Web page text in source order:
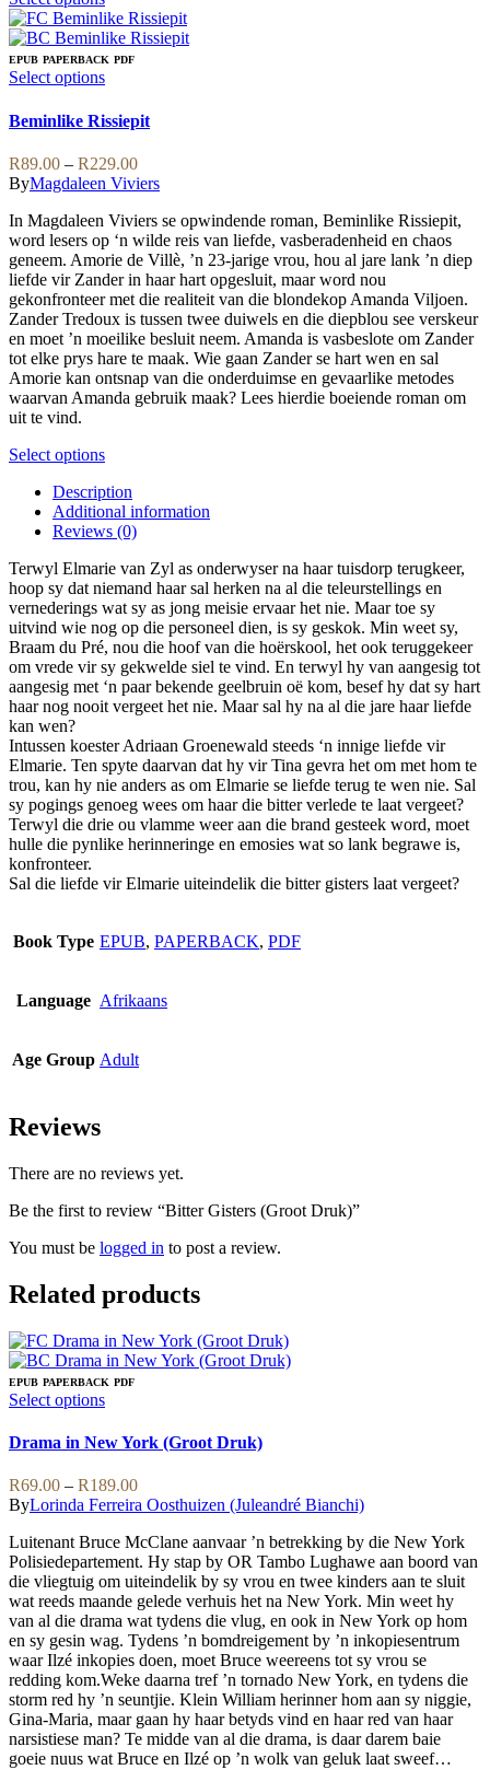
product
has
multiple
variants.
options
may
be
chosen
on
the
product
page
EPUB PAPERBACK PDF
Select optionsThis
has
multiple
variants.
The
options
may
be
chosen
on
the
product
page
Beminlike Rissiepit
R89.00 – R229.00Price
range:
through
R229.00
ByMagdaleen Viviers
In Magdaleen Viviers se opwindende roman, Beminlike Rissiepit,
word lesers op ‘n wilde reis van liefde, vasberadenheid en chaos
geneem. Amorie de Villè, ’n 23-jarige vrou, hou al jare lank ’n diep
liefde vir Zander in haar hart opgesluit, maar word nou
gekonfronteer met die realiteit van die blondekop Amanda Viljoen.
Zander Tredoux is tussen twee duiwels en die diepblou see verskeur
en moet ’n moeilike besluit neem. Amanda is vasbeslote om Zander
tot elke prys hare te maak. Wie gaan Zander se hart wen en sal
Amorie kan ontsnap van die onderduimse en gevaarlike metodes
waarvan Amanda gebruik maak? Lees hierdie boeiende roman om
uit te vind.
Select optionsThis
has
multiple
variants.
options
may
be
chosen
on
the
product
page
Description
Additional information
Reviews (0)
Terwyl Elmarie van Zyl as onderwyser na haar tuisdorp terugkeer,
hoop sy dat niemand haar sal herken na al die teleurstellings en
vernederings wat sy as jong meisie ervaar het nie. Maar toe sy
uitvind wie nog op die personeel dien, is sy geskok. Min weet sy,
Braam du Pré, nou die hoof van die hoërskool, het ook teruggekeer
om vrede vir sy gekwelde siel te vind. En terwyl hy van aangesig tot
aangesig met ‘n paar bekende geelbruin oë kom, besef hy dat sy hart
haar nog nooit vergeet het nie. Maar sal hy na al die jare haar liefde
kan wen?
Intussen koester Adriaan Groenewald steeds ‘n innige liefde vir
Elmarie. Ten spyte daarvan dat hy vir Tina gevra het om met hom te
trou, kan hy nie anders as om Elmarie se liefde terug te wen nie. Sal
sy pogings genoeg wees om haar die bitter verlede te laat vergeet?
Terwyl die drie ou vlamme weer aan die brand gesteek word, moet
hulle die pynlike herinneringe en emosies wat so lank begrawe is,
konfronteer.
Sal die liefde vir Elmarie uiteindelik die bitter gisters laat vergeet?
Book Type EPUB, PAPERBACK, PDF
Language Afrikaans
Age Group Adult
Reviews
There are no reviews yet.
Be the first to review “Bitter Gisters (Groot Druk)”
You must be logged in to post a review.
Related products
EPUB PAPERBACK PDF
Select optionsThis
has
variants.
The
options
may
be
chosen
on
the
product
page
Drama in New York (Groot Druk)
R69.00 – R189.00Price
range:
through
R189.00
ByLorinda Ferreira Oosthuizen (Juleandré Bianchi)
Luitenant Bruce McClane aanvaar ’n betrekking by die New York
Polisiedepartement. Hy stap by OR Tambo Lughawe aan boord van
die vliegtuig om uiteindelik by sy vrou en twee kinders aan te sluit
wat reeds maande gelede verhuis het na New York. Min weet hy
van al die drama wat tydens die vlug, en ook in New York op hom
en sy gesin wag. Tydens ’n bomdreigement by ’n inkopiesentrum
waar Ilzé inkopies doen, moet Bruce weereens tot sy vrou se
redding kom.Weke daarna tref ’n tornado New York, en tydens die
storm red hy ’n seuntjie. Klein William herinner hom aan sy niggie,
Gina-Maria, maar gaan hy haar betyds vind en haar red van haar
narsistiese man? Te midde van al die drama, is daar darem baie
goeie nuus wat Bruce en Ilzé op ’n wolk van geluk laat sweef…